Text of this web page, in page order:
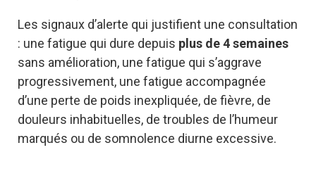
Les signaux d’alerte qui justifient une consultation
: une fatigue qui dure depuis plus de 4 semaines
sans amélioration, une fatigue qui s’aggrave
progressivement, une fatigue accompagnée
d’une perte de poids inexpliquée, de fièvre, de
douleurs inhabituelles, de troubles de l’humeur
marqués ou de somnolence diurne excessive.